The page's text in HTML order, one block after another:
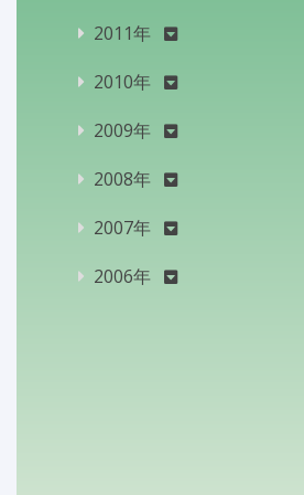
2011年
2010年
2009年
2008年
2007年
2006年